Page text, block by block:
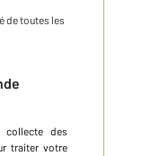
de toutes les
collecte des
traiter votre